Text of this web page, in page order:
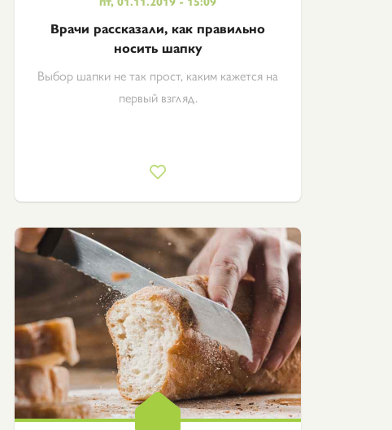
Врачи рассказали, как правильно
носить шапку
Выбор шапки не так прост, каким кажется на
первый взгляд.